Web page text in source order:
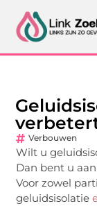
Verbouwen
Wilt u
Dan bent u
Voor zowel
geluidsisolatie